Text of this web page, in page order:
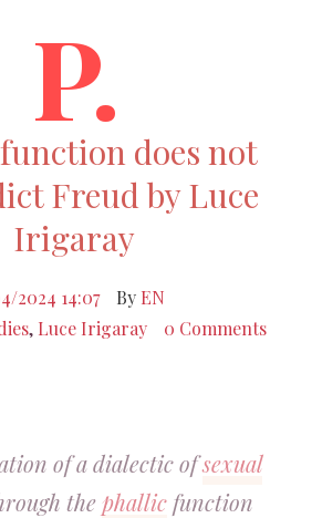
P.
does not
Freud by Luce
Irigaray
2024 14:07 By EN
, Luce Irigaray 0 Comments
of a dialectic ofsexual
thephallic function